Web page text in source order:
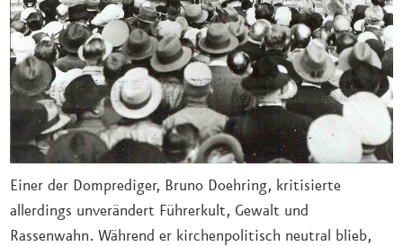
Einer der Domprediger, Bruno Doehring, kritisierte
allerdings unverändert Führerkult, Gewalt und
Rassenwahn. Während er kirchenpolitisch neutral blieb,